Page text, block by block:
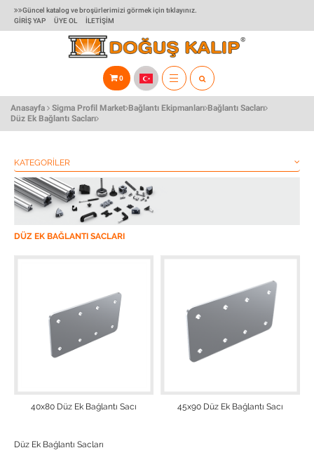
Güncel katalog ve broşürlerimizi görmek için tıklayınız.
GIRIŞ YAP
ÜYE OL İLETIŞIM
0
TOGGLE
NAVIGATION
Anasayfa Sigma Profil Market Bağlantı Ekipmanları Bağlantı Sacları
Düz Ek Bağlantı Sacları
KATEGORILER
DÜZ EK BAĞLANTI SACLARI
40x80 Düz Ek Bağlantı Sacı 45x90 Düz Ek Bağlantı Sacı
Düz Ek Bağlantı Sacları